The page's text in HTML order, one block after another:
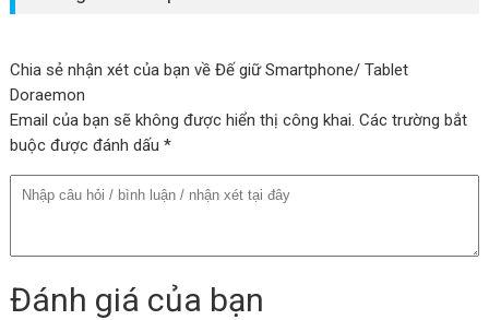
Sản phẩm có khả năng gập gọn, giúp bạn dễ dàng mang theo và
sử dụng ở bất kỳ đâu.
Độ nghiêng điều chỉnh
thoại.
Chia sẻ nhận xét của bạn về Đế giữ Smartphone/ Tablet
Doraemon
Email của bạn sẽ không được hiển thị công khai. Các trường bắt
buộc được đánh dấu *
Đánh giá của bạn